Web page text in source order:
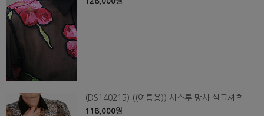
(DS140215) ((여름용)) 시스루 망사 실크셔츠
118,000원